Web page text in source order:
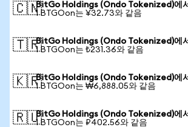
🇨🇳BitGo Holdings (Ondo Tokenized)에
1 BTGOon는 ¥32.73와 같음
🇹🇷BitGo Holdings (Ondo Tokenized)에
1 BTGOon는 ₺231.36와 같음
🇰🇷BitGo Holdings (Ondo Tokenized)에
1 BTGOon는 ₩6,888.05와 같음
🇷🇺BitGo Holdings (Ondo Tokenized)에
1 BTGOon는 ₽402.56와 같음